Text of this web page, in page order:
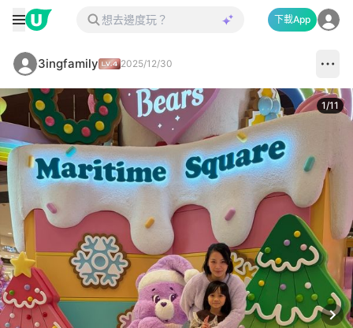
下載App
3ingfamily 2025/12/30
1/11